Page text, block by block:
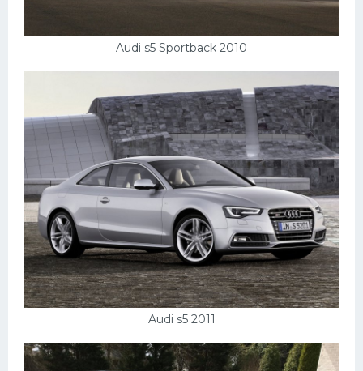
Audi s5 Sportback 2010
Audi s5 2011